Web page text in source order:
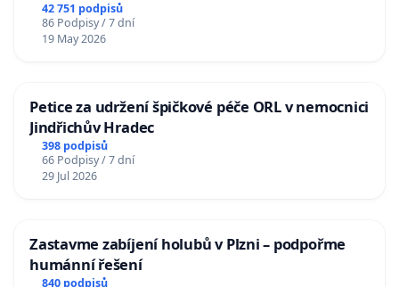
42 751 podpisů
86 Podpisy / 7 dní
19 May 2026
Petice za udržení špičkové péče ORL v nemocnici
Jindřichův Hradec
398 podpisů
66 Podpisy / 7 dní
29 Jul 2026
Zastavme zabíjení holubů v Plzni – podpořme
humánní řešení
840 podpisů